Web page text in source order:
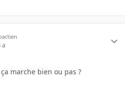
a
marche bien ou pas ?